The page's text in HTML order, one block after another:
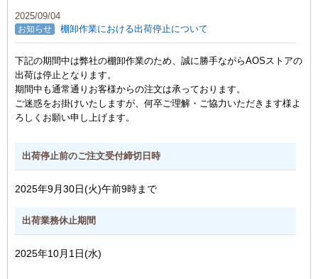
2025/09/04
お知らせ 棚卸作業における出荷停止について
下記の期間中は弊社の棚卸作業のため、誠に勝手ながらAOSストアの
出荷は停止となります。
期間中も通常通りお客様からの注文は承っております。
ご迷惑をお掛けいたしますが、何卒ご理解・ご協力いただきます様よ
ろしくお願い申し上げます。
出荷停止前のご注文受付締切日時
2025年9月30日(火)午前9時まで
出荷業務休止期間
2025年10月1日(水)